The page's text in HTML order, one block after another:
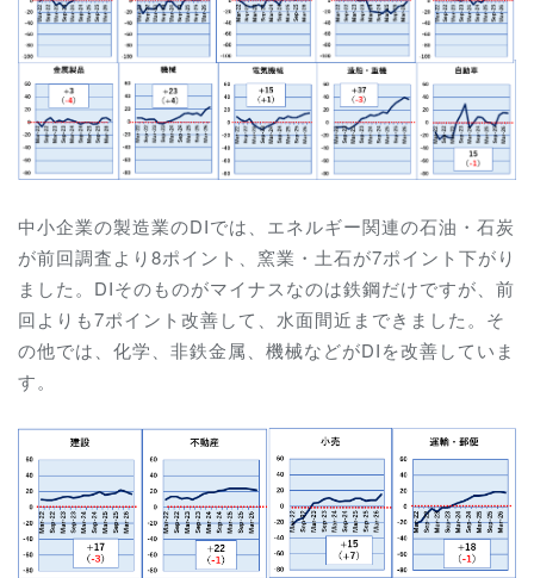
中小企業の製造業のDIでは、エネルギー関連の石油・石炭
が前回調査より8ポイント、窯業・土石が7ポイント下がり
ました。DIそのものがマイナスなのは鉄鋼だけですが、前
回よりも7ポイント改善して、水面間近まできました。そ
の他では、化学、非鉄金属、機械などがDIを改善していま
す。